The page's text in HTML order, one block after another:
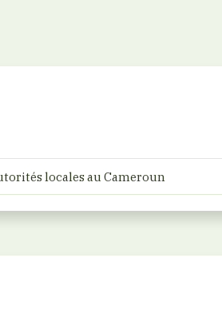
locales au Cameroun